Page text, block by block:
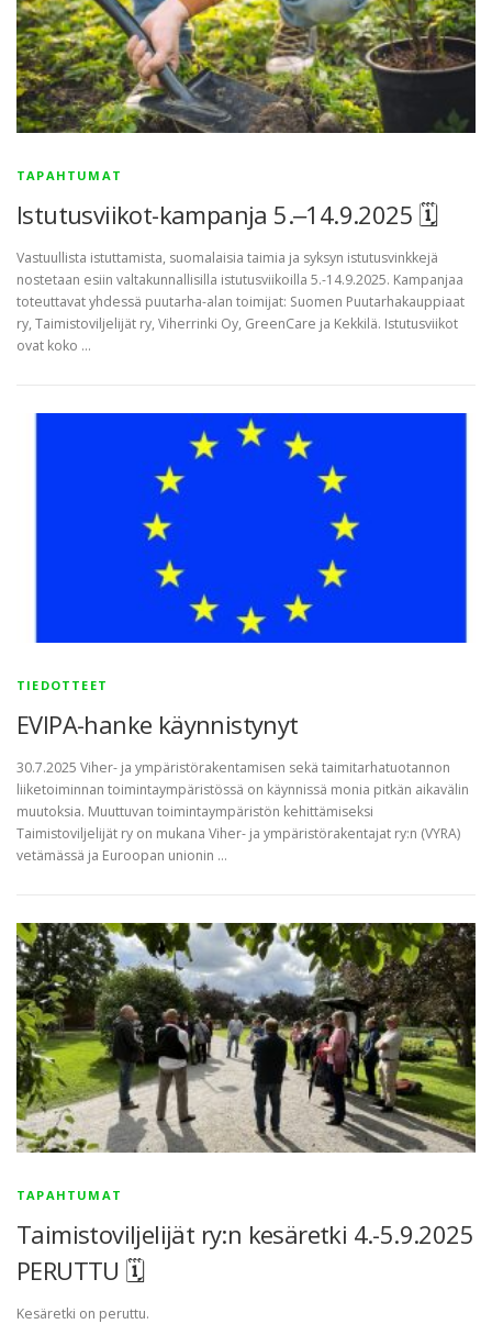
TAPAHTUMAT
Istutusviikot-kampanja 5.‒14.9.2025 🗓
Vastuullista istuttamista, suomalaisia taimia ja syksyn istutusvinkkejä
nostetaan esiin valtakunnallisilla istutusviikoilla 5.-14.9.2025. Kampanjaa
toteuttavat yhdessä puutarha-alan toimijat: Suomen Puutarhakauppiaat
ry, Taimistoviljelijät ry, Viherrinki Oy, GreenCare ja Kekkilä. Istutusviikot
ovat koko …
TIEDOTTEET
EVIPA-hanke käynnistynyt
30.7.2025 Viher- ja ympäristörakentamisen sekä taimitarhatuotannon
liiketoiminnan toimintaympäristössä on käynnissä monia pitkän aikavälin
muutoksia. Muuttuvan toimintaympäristön kehittämiseksi
Taimistoviljelijät ry on mukana Viher- ja ympäristörakentajat ry:n (VYRA)
vetämässä ja Euroopan unionin …
TAPAHTUMAT
Taimistoviljelijät ry:n kesäretki 4.-5.9.2025
PERUTTU 🗓
Kesäretki on peruttu.